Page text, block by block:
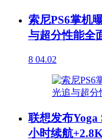
索尼PS6掌机
与超分性能全
8 04.02
联想发布
小时续航